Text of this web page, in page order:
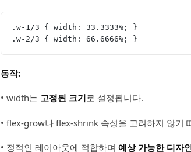
.w-1/3 { width: 33.3333%; }
.w-2/3 { width: 66.6666%; }
동작:
• width는 고정된 크기로 설정됩니다.
• flex-grow나 flex-shrink 속성을 고려하지 않기
• 정적인 레이아웃에 적합하며 예상 가능한 디자